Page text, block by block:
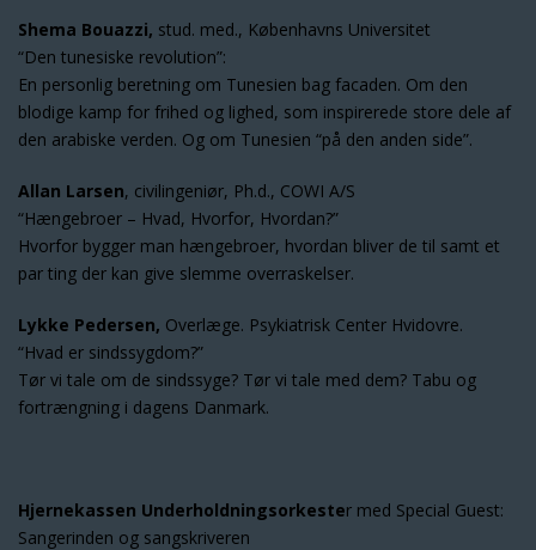
Shema Bouazzi, stud. med., Københavns Universitet
“Den tunesiske revolution”:
En personlig beretning om Tunesien bag facaden. Om den
blodige kamp for frihed og lighed, som inspirerede store dele af
den arabiske verden. Og om Tunesien “på den anden side”.
Allan Larsen, civilingeniør, Ph.d., COWI A/S
“Hængebroer – Hvad, Hvorfor, Hvordan?”
Hvorfor bygger man hængebroer, hvordan bliver de til samt et
par ting der kan give slemme overraskelser.
Lykke Pedersen, Overlæge. Psykiatrisk Center Hvidovre.
“Hvad er sindssygdom?”
Tør vi tale om de sindssyge? Tør vi tale med dem? Tabu og
fortrængning i dagens Danmark.
Hjernekassen Underholdningsorkester med Special Guest:
Sangerinden og sangskriveren